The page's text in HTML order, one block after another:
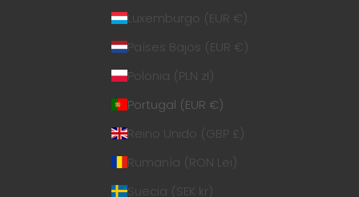
Luxemburgo (EUR €)
Países Bajos (EUR €)
Polonia (PLN zł)
Portugal (EUR €)
Reino Unido (GBP £)
Rumanía (RON Lei)
Suecia (SEK kr)